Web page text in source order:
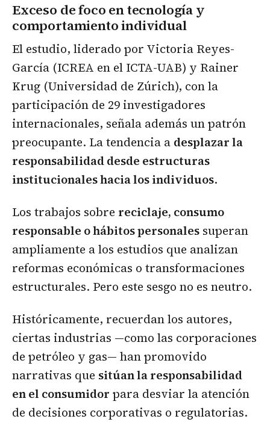
Exceso de foco en tecnología y
comportamiento individual
El estudio, liderado por Victoria Reyes-
García (ICREA en el ICTA-UAB) y Rainer
Krug (Universidad de Zúrich), con la
participación de 29 investigadores
internacionales, señala además un patrón
preocupante. La tendencia a desplazar la
responsabilidad desde estructuras
institucionales hacia los individuos.
Los trabajos sobre reciclaje, consumo
responsable o hábitos personales superan
ampliamente a los estudios que analizan
reformas económicas o transformaciones
estructurales. Pero este sesgo no es neutro.
Históricamente, recuerdan los autores,
ciertas industrias —como las corporaciones
de petróleo y gas— han promovido
narrativas que sitúan la responsabilidad
en el consumidor para desviar la atención
de decisiones corporativas o regulatorias.